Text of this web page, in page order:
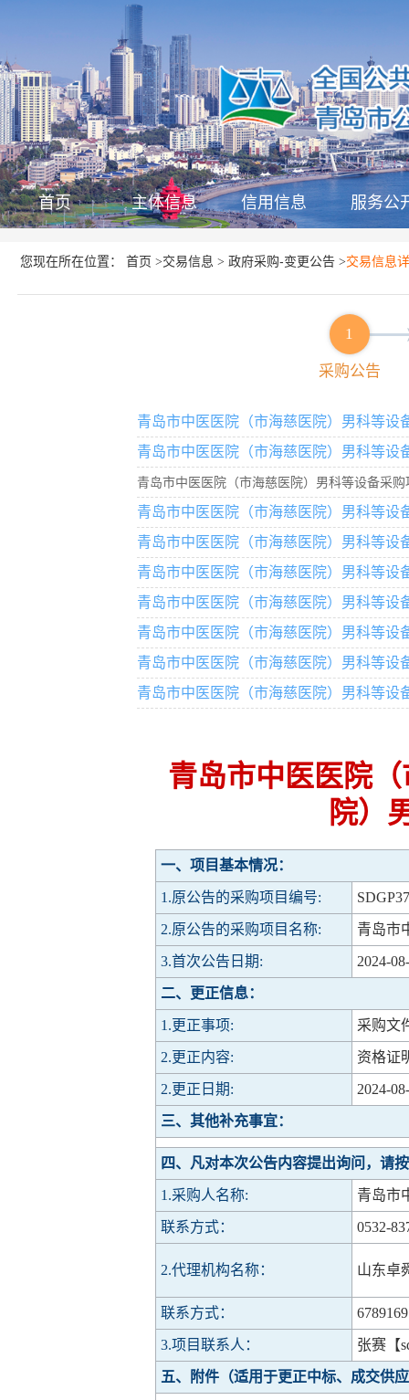
首页 主体信息 信用信息 服务公
您现在所在位置： 首页 >交易信息 > 政府采购-变更公告 >交易信息
1
采购公告
青岛市中医医院（市海慈医院）男科等设
青岛市中医医院（市海慈医院）男科等设
青岛市中医医院（市海慈医院）男科等设备采
青岛市中医医院（市海慈医院）男科等设
青岛市中医医院（市海慈医院）男科等设
青岛市中医医院（市海慈医院）男科等设
青岛市中医医院（市海慈医院）男科等设
青岛市中医医院（市海慈医院）男科等设
青岛市中医医院（市海慈医院）男科等设
青岛市中医医院（市海慈医院）男科等设
青岛市中医医院
院）
一、项目基本情况：
1.原公告的采购项目编号:
2.原公告的采购项目名称: 青岛市
3.首次公告日期: 2024-
二、更正信息：
1.更正事项: 采购文
2.更正内容: 资格证
2.更正日期: 2024-
三、其他补充事宜：
四、凡对本次公告内容提出询问，请
1.采购人名称: 青岛市
联系方式： 0532-
2.代理机构名称： 山东卓
联系方式：
3.项目联系人： 张赛【
五、附件（适用于更正中标、成交供